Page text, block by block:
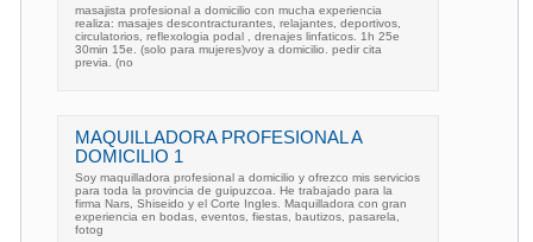
masajista profesional a domicilio con mucha experiencia
realiza: masajes descontracturantes, relajantes, deportivos,
circulatorios, reflexologia podal , drenajes linfaticos. 1h 25e
30min 15e. (solo para mujeres)voy a domicilio. pedir cita
previa. (no
MAQUILLADORA PROFESIONAL A
DOMICILIO 1
Soy maquilladora profesional a domicilio y ofrezco mis servicios
para toda la provincia de guipuzcoa. He trabajado para la
firma Nars, Shiseido y el Corte Ingles. Maquilladora con gran
experiencia en bodas, eventos, fiestas, bautizos, pasarela,
fotog